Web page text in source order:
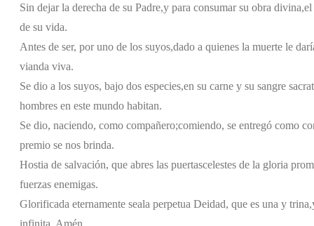
Sin dejar la derecha de su Padre,y para consumar su obra divina,el
de su vida.
Antes de ser, por uno de los suyos,dado a quienes la muerte le
vianda viva.
Se dio a los suyos, bajo dos especies,en su carne y su sangre
hombres en este mundo habitan.
Se dio, naciendo, como compañero;comiendo, se entregó como
premio se nos brinda.
Hostia de salvación, que abres las puertascelestes de la gloria
fuerzas enemigas.
Glorificada eternamente seala perpetua Deidad, que es una y trina,
infinita. Amén.